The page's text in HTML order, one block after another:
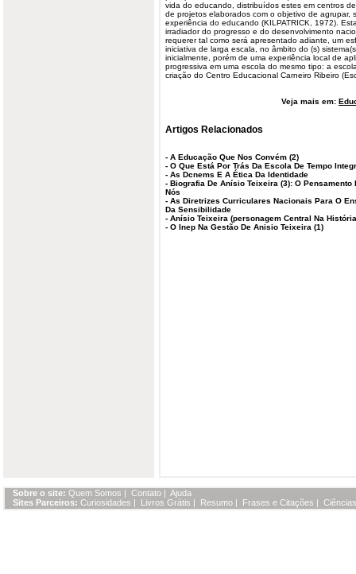
vida do educando , distribuídos estes em centros
de projetos elaborados com o objetivo de agrupar,
experiência do educando (KILPATRICK, 1972).
irradiador do progresso e do desenvolvimento
requerer tal como será apresentado adiante, um
iniciativa de larga escala, no âmbito do (s)
inicialmente, porém de uma experiência local de
progressiva em uma escola do mesmo tipo: a
criação do Centro Educacional Carneiro Ribeiro
Veja mais em:
Artigos Relacionados
- A Educação Que Nos Convém (2)
- O Que Está Por Trás Da Escola De Tempo
- As Dcnems E A Ética Da Identidade
- Biografia De Anísio Teixeira (3): O
Nós
- As Diretrizes Curriculares Nacionais Para O
Da Sensibilidade
- Anísio Teixeira (personagem Central Na
- O Inep Na Gestão De Anisio Teixeira (1)
Sobre o site: Quem Somos | Contato | Ajuda
Sites Parceiros: Curiosidades | Livros Grátis | Resumo | Frases e Citações |